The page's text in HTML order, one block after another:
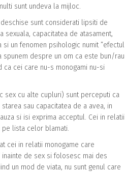
sunt undeva la mijloc.
sunt considerati lipsiti de
capacitatea de atasament,
un fenomen psihologic numit ”efectul
spunem despre un om ca este bun/rau
ca cei care nu-s monogami nu-si
sex cu alte cupluri) sunt perceputi ca
sau capacitatea de a avea, in
si isi exprima acceptul. Cei in relatii
lista celor blamati.
cei in relatii monogame care
de sex si folosesc mai des
un mod de viata, nu sunt genul care